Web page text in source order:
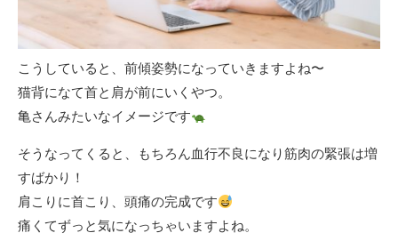
こうしていると、前傾姿勢になっていきますよね〜
猫背になて首と肩が前にいくやつ。
亀さんみたいなイメージです
そうなってくると、もちろん血行不良になり筋肉の緊張は増
すばかり！
肩こりに首こり、頭痛の完成です
痛くてずっと気になっちゃいますよね。